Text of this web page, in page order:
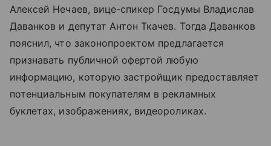
Алексей Нечаев, вице-спикер Госдумы Владислав
Даванков и депутат Антон Ткачев. Тогда Даванков
пояснил, что законопроектом предлагается
признавать публичной офертой любую
информацию, которую застройщик предоставляет
потенциальным покупателям в рекламных
буклетах, изображениях, видеороликах.